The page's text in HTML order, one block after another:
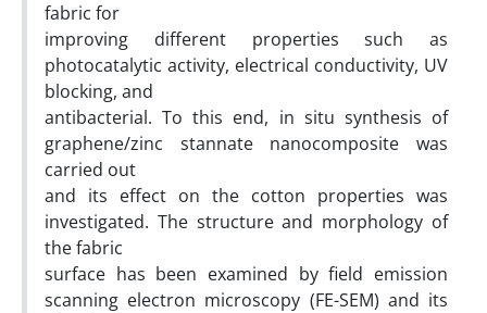
fabric for
improving different properties such as
photocatalytic activity, electrical conductivity, UV
blocking, and
antibacterial. To this end, in situ synthesis of
graphene/zinc stannate nanocomposite was
carried out
and its effect on the cotton properties was
investigated. The structure and morphology of
the fabric
surface has been examined by field emission
scanning electron microscopy (FE-SEM) and its